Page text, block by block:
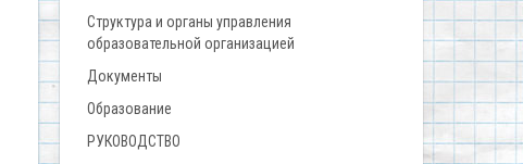
Структура и органы управления
образовательной организацией
Документы
Образование
РУКОВОДСТВО